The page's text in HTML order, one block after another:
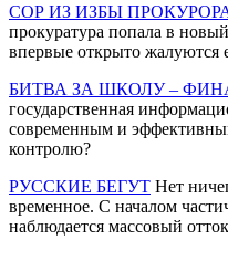
СОР ИЗ ИЗБЫ
прокуратура попала в
впервые открыто жалуются
БИТВА ЗА ШКОЛУ –
государственная
современным и
контролю?
РУССКИЕ БЕГУТ Нет
временное. С началом
наблюдается массовый